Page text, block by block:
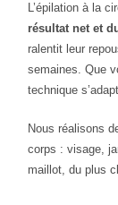
L’épilation à la
résultat net et
ralentit leur
semaines. Que
technique
Nous réalisons
corps : visage,
maillot, du plus